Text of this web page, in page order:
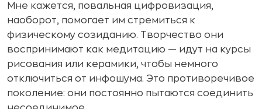
Мне кажется, повальная цифровизация,
наоборот, помогает им стремиться к
физическому созиданию. Творчество они
воспринимают как медитацию — идут на курсы
рисования или керамики, чтобы немного
отключиться от инфошума. Это противоречивое
поколение: они постоянно пытаются соединить